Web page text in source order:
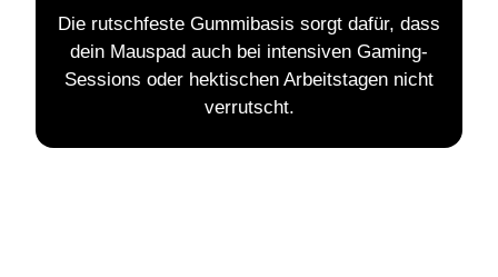
Die rutschfeste Gummibasis sorgt dafür, dass
dein Mauspad auch bei intensiven Gaming-
Sessions oder hektischen Arbeitstagen nicht
verrutscht.